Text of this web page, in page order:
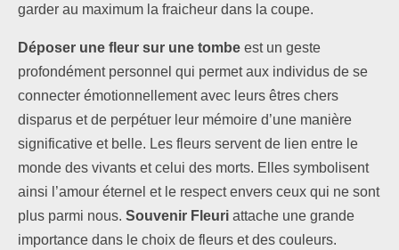
garder au maximum la fraicheur dans la coupe.
Déposer une fleur sur une tombe est un geste
profondément personnel qui permet aux individus de se
connecter émotionnellement avec leurs êtres chers
disparus et de perpétuer leur mémoire d’une manière
significative et belle. Les fleurs servent de lien entre le
monde des vivants et celui des morts. Elles symbolisent
ainsi l’amour éternel et le respect envers ceux qui ne sont
plus parmi nous. Souvenir Fleuri attache une grande
importance dans le choix de fleurs et des couleurs.